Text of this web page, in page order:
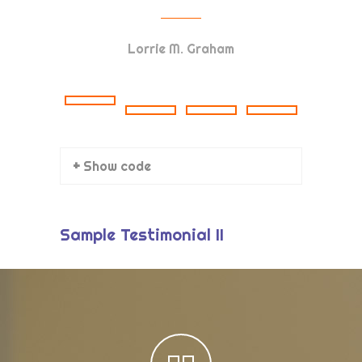
Lorrie M. Graham
+ Show code
Sample Testimonial II